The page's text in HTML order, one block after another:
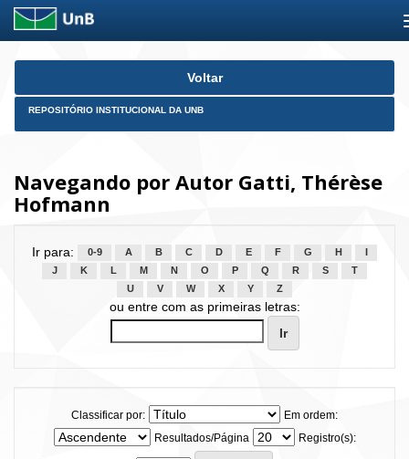
Skip
Voltar
REPOSITÓRIO INSTITUCIONAL DA UNB
Navegando por Autor Gatti, Thérèse
Hofmann
Ir para: 0-9 A B C D E F G H
J
K L M N O P Q R S
T
U
V W X Y Z
ou entre com as primeiras letras:
Classificar por:
Em ordem:
Resultados/Página
Registro(s):